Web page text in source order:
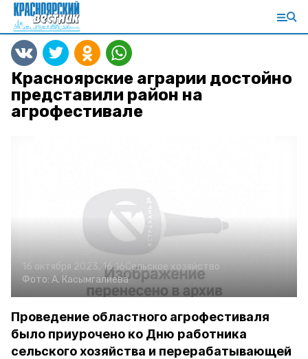
Красноярские аграрии достойно
представили район на
агрофестивале
16 октября 2023, 16:16Сельское хозяйство
Фото: А. Касымгалиева
Проведение областного агрофестиваля
было приурочено ко Дню работника
сельского хозяйства и перерабатывающей